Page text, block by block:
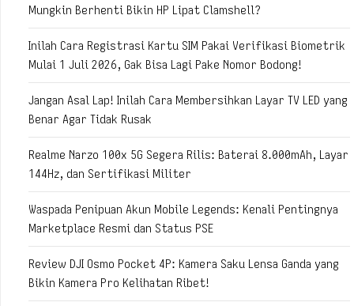
Mungkin Berhenti Bikin HP Lipat Clamshell?
Inilah Cara Registrasi Kartu SIM Pakai Verifikasi Biometrik
Mulai 1 Juli 2026, Gak Bisa Lagi Pake Nomor Bodong!
Jangan Asal Lap! Inilah Cara Membersihkan Layar TV LED yang
Benar Agar Tidak Rusak
Realme Narzo 100x 5G Segera Rilis: Baterai 8.000mAh, Layar
144Hz, dan Sertifikasi Militer
Waspada Penipuan Akun Mobile Legends: Kenali Pentingnya
Marketplace Resmi dan Status PSE
Review DJI Osmo Pocket 4P: Kamera Saku Lensa Ganda yang
Bikin Kamera Pro Kelihatan Ribet!